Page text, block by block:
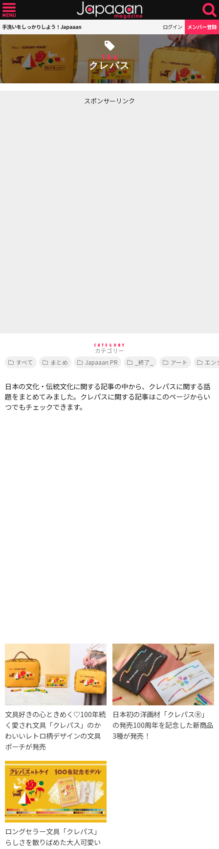
手洗いをしっかりしよう！Japaaan ログイン メンバー登録
TAG
クレパス
スポンサーリンク
CATEGORY
カテゴリー
すべて
まとめ Japaaan PR _終了_ アート エン
日本の文化・伝統文化に関する記事の中から、クレパスに関する話
題をまとめてみました。クレパスに関する記事はこのページからい
つでもチェックできます。
文具好きの心ときめく♡100年続
く愛され文具「クレパス」のか
わいいレトロ柄デザインの文具
ポーチが発売
日本初の洋画材「クレパスⓇ」
の発売100周年を記念した新商品
3種が発売！
ロングセラー文具「クレパス」
らしさを散りばめた大人可愛い